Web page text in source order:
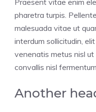
Praesent vitae enim
pharetra turpis.
malesuada vitae ut
interdum sollicitudin,
venenatis metus nisl ut
convallis nisl
Another